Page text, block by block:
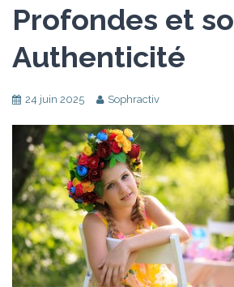
Profondes et
Authenticité
24 juin 2025 Sophractiv